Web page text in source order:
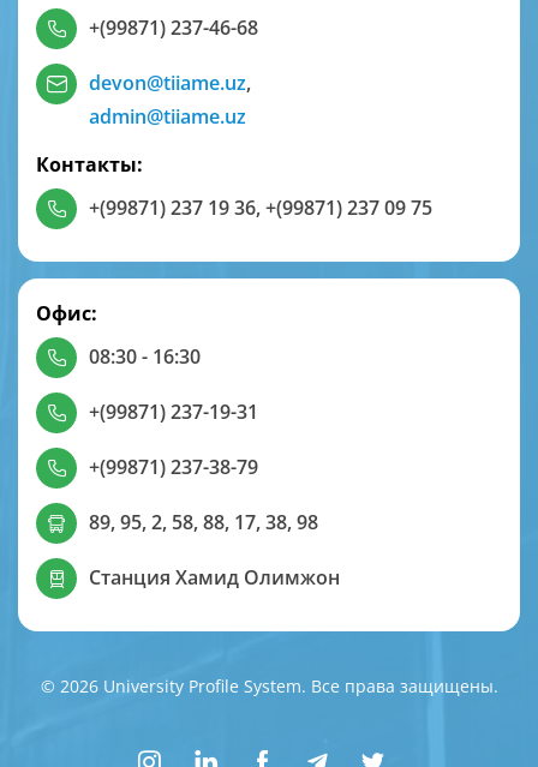
+(99871) 237-46-68
devon@tiiame.uz,
admin@tiiame.uz
Контакты:
+(99871) 237 19 36,+(99871) 237 09 75
Офис:
08:30 - 16:30
+(99871) 237-19-31
+(99871) 237-38-79
89, 95, 2, 58, 88, 17, 38, 98
Станция Хамид Олимжон
© 2026 University Profile System. Все права защищены.